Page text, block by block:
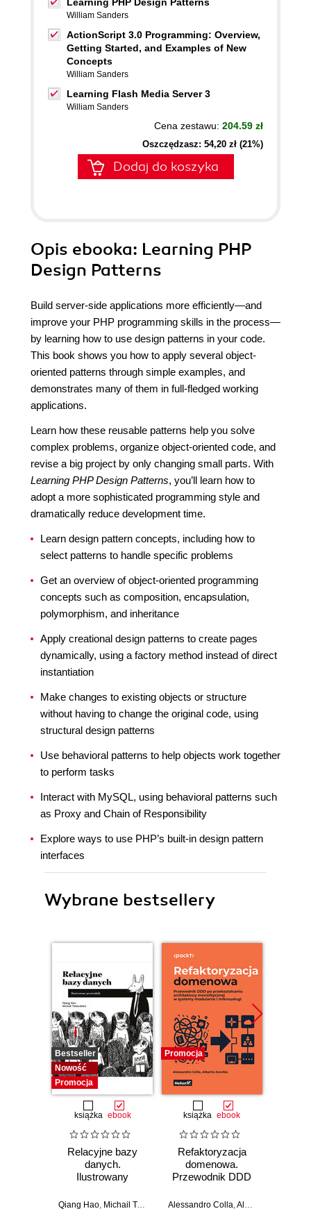
William Sanders
ActionScript 3.0 Programming: Overview,
Getting Started, and Examples of New
Concepts
William Sanders
Learning Flash Media Server 3
William Sanders
Cena zestawu: 204.59 zł
Oszczędzasz: 54,20 zł (21%)
Dodaj do koszyka
Opis ebooka: Learning PHP
Design Patterns
Build server-side applications more efficiently—and
improve your PHP programming skills in the process—
by learning how to use design patterns in your code.
This book shows you how to apply several object-
oriented patterns through simple examples, and
demonstrates many of them in full-fledged working
applications.
Learn how these reusable patterns help you solve
complex problems, organize object-oriented code, and
revise a big project by only changing small parts. With
Learning PHP Design Patterns, you’ll learn how to
adopt a more sophisticated programming style and
dramatically reduce development time.
Learn design pattern concepts, including how to
select patterns to handle specific problems
Get an overview of object-oriented programming
concepts such as composition, encapsulation,
polymorphism, and inheritance
Apply creational design patterns to create pages
dynamically, using a factory method instead of direct
instantiation
Make changes to existing objects or structure
without having to change the original code, using
structural design patterns
Use behavioral patterns to help objects work together
to perform tasks
Interact with MySQL, using behavioral patterns such
as Proxy and Chain of Responsibility
Explore ways to use PHP’s built-in design pattern
interfaces
Wybrane bestsellery
Bestseller
Nowość
Promocja
książka ebook
Relacyjne bazy
danych.
Ilustrowany
Qiang Hao, Michail Tsikerdekis
Promocja
książka ebook
Refaktoryzacja
domenowa.
Przewodnik DDD
architektury
Alessandro Colla,Alberto Acerbis